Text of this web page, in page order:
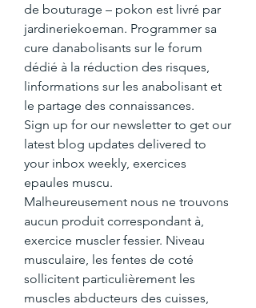
de bouturage – pokon est livré par
jardineriekoeman. Programmer sa
cure danabolisants sur le forum
dédié à la réduction des risques,
linformations sur les anabolisant et
le partage des connaissances.
Sign up for our newsletter to get our
latest blog updates delivered to
your inbox weekly, exercices
epaules muscu.
Malheureusement nous ne trouvons
aucun produit correspondant à,
exercice muscler fessier. Niveau
musculaire, les fentes de coté
sollicitent particulièrement les
muscles abducteurs des cuisses,